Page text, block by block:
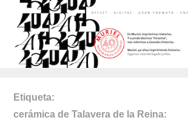
Etiqueta
cerámica de Talavera de la Reina